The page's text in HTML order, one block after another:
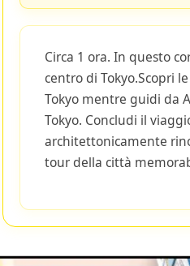
Circa 1 ora. In questo
centro di Tokyo.Scopri
Tokyo mentre guidi da
Tokyo. Concludi il
architettonicamente
tour della città